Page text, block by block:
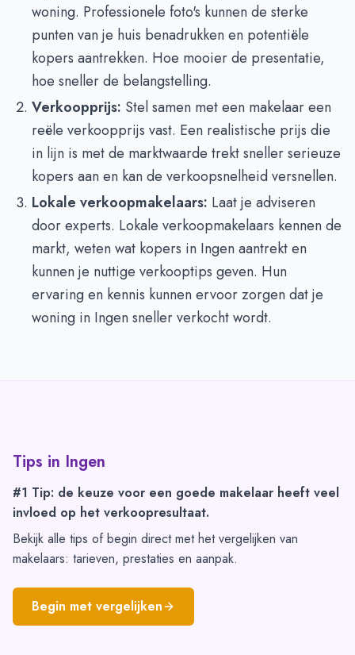
woning. Professionele foto's kunnen de sterke
punten van je huis benadrukken en potentiële
kopers aantrekken. Hoe mooier de presentatie,
hoe sneller de belangstelling.
Verkoopprijs: Stel samen met een makelaar een
reële verkoopprijs vast. Een realistische prijs die
in lijn is met de marktwaarde trekt sneller serieuze
kopers aan en kan de verkoopsnelheid versnellen.
Lokale verkoopmakelaars: Laat je adviseren
door experts. Lokale verkoopmakelaars kennen de
markt, weten wat kopers in Ingen aantrekt en
kunnen je nuttige verkooptips geven. Hun
ervaring en kennis kunnen ervoor zorgen dat je
woning in Ingen sneller verkocht wordt.
Tips in Ingen
#1 Tip: de keuze voor een goede makelaar heeft veel
invloed op het verkoopresultaat.
Bekijk alle tips of begin direct met het vergelijken van
makelaars: tarieven, prestaties en aanpak.
Begin met vergelijken